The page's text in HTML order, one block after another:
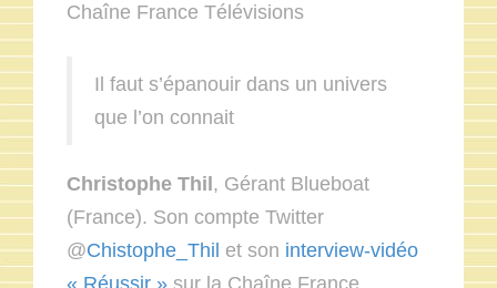
Chaîne France Télévisions
Il faut s’épanouir dans un univers
que l’on connait
Christophe Thil , Gérant Blueboat
(France). Son compte Twitter
@Chistophe_Thil et son interview-vidéo
« Réussir » sur la Chaîne France